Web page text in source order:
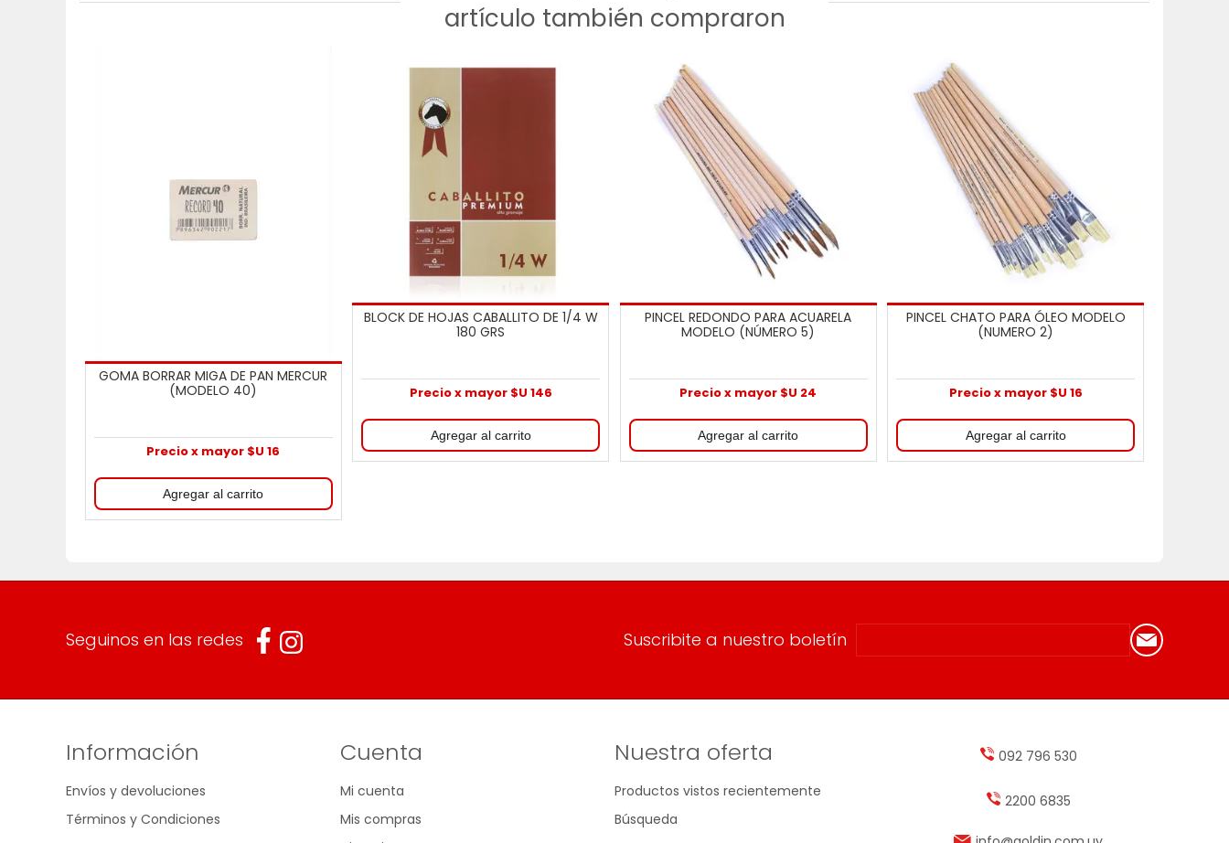
artículo también compraron
GOMA BORRAR MIGA DE PAN MERCUR
(MODELO 40)
Precio x mayor $U 16
BLOCK DE HOJAS CABALLITO DE 1/4 W
180 GRS
Precio x mayor $U 146
PINCEL REDONDO PARA ACUARELA
MODELO (NÚMERO 5)
Precio x mayor $U 24
PINCEL CHATO PARA ÓLEO MODELO
(NUMERO 2)
Precio x mayor $U 16
Seguinos en las redes Suscribite a nuestro boletín
Información
Envíos y devoluciones
Términos y Condiciones
Cuenta
Mi cuenta
Mis compras
Nuestra oferta
Productos vistos recientemente
Búsqueda
092 796 530
2200 6835